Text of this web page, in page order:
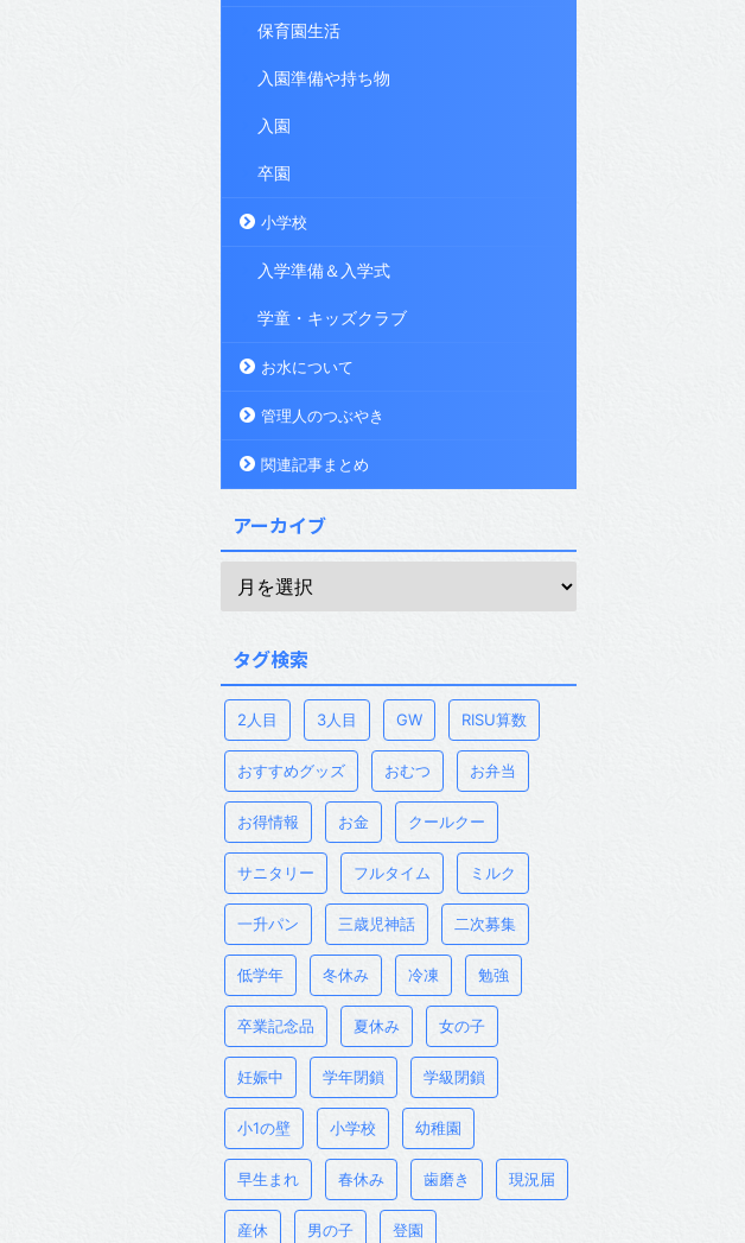
保育園生活
入園準備や持ち物
入園
卒園
小学校
入学準備＆入学式
学童・キッズクラブ
お水について
管理人のつぶやき
関連記事まとめ
アーカイブ
タグ検索
2人目 3人目 GW RISU算数
おすすめグッズ おむつ お弁当
お得情報 お金 クールクー
サニタリー フルタイム ミルク
一升パン 三歳児神話 二次募集
低学年 冬休み 冷凍 勉強
卒業記念品 夏休み 女の子
妊娠中 学年閉鎖 学級閉鎖
小1の壁 小学校 幼稚園
早生まれ 春休み 歯磨き 現況届
産休 男の子 登園